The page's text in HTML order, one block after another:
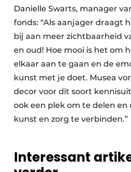
Danielle Swarts, manager
fonds: “Als aanjager draagt
bij aan meer zichtbaarheid
en oud! Hoe mooi is het om
elkaar aan te gaan en de
kunst met je doet. Musea
decor voor dit soort
ook een plek om te delen en
kunst en zorg te verbinden.”
Interessant